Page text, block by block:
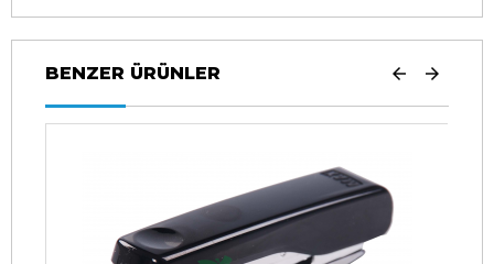
BENZER ÜRÜNLER